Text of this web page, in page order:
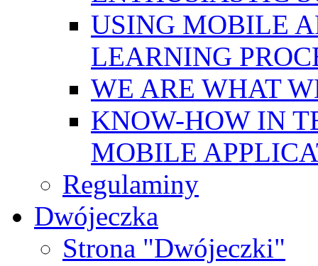
USING MOBILE
LEARNING
WE ARE WHAT
KNOW-HOW IN
MOBILE
Regulaminy
Dwójeczka
Strona "Dwójeczki"